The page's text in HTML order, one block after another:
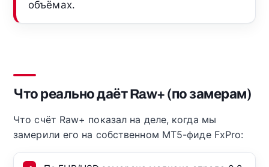
объёмах.
Что реально даёт Raw+ (по замерам)
Что счёт Raw+ показал на деле, когда мы
замерили его на собственном MT5-фиде FxPro: